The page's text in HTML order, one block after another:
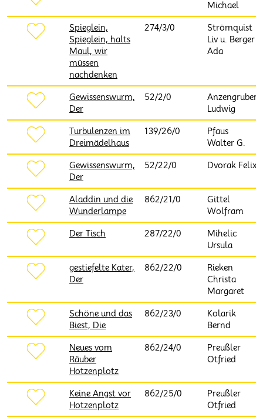
Michael
Spieglein,
Spieglein, halts
Maul, wir
müssen
nachdenken
274/3/0
Strömquist
Liv u. Berger
Ada
Gewissenswurm,
Der
52/2/0
Anzengruber
Ludwig
Turbulenzen im
Dreimädelhaus
139/26/0
Pfaus
Walter G.
Gewissenswurm,
Der
52/22/0 Dvorak Felix
Aladdin und die
Wunderlampe
862/21/0
Gittel
Wolfram
Der Tisch 287/22/0
Mihelic
Ursula
gestiefelte Kater,
Der
862/22/0
Rieken
Christa
Margaret
Schöne und das
Biest, Die
862/23/0
Kolarik
Bernd
Neues vom
Räuber
Hotzenplotz
862/24/0
Preußler
Otfried
Keine Angst vor
Hotzenplotz
862/25/0
Preußler
Otfried